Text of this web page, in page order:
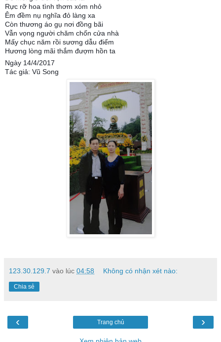
Rực rỡ hoa tình thơm xóm nhỏ
Êm đềm nụ nghĩa đỏ làng xa
Còn thương áo gụ nơi đồng bãi
Vẫn vọng người chăm chốn cửa nhà
Mấy chục năm rồi sương dẫu điểm
Hương lòng mãi thắm đượm hồn ta
Ngày 14/4/2017
Tác giả: Vũ Song
123.30.129.7 vào lúc 04:58 Không có nhận xét nào:
Chia sẻ
‹ ›
Trang chủ